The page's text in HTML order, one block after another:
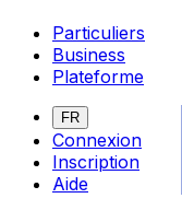
Particuliers
Business
Plateforme
FR
Connexion
Inscription
Aide